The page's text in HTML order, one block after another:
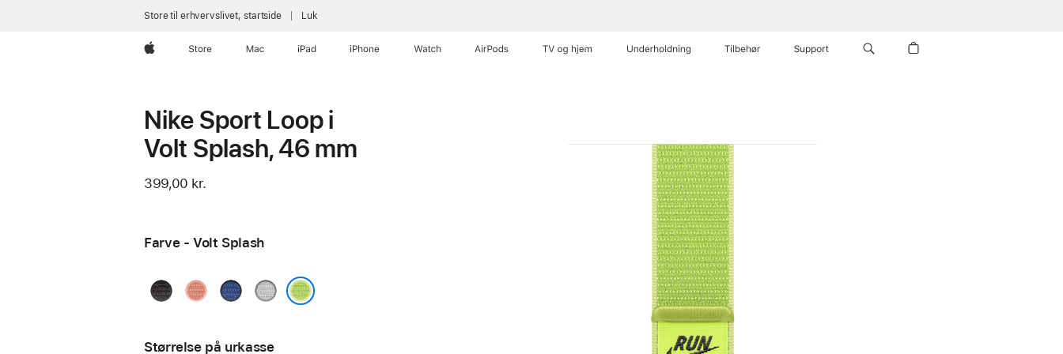
Store til erhvervslivet, startside Luk
AppleStore Mac iPad iPhone Watch AirPods TV og hjem Underholdning Tilbehør Support
Nike Sport Loop i
Volt Splash, 46 mm
399,00 kr.
Farve - Volt Splash
MidnightAlpenglow
Blue
Veiled
Størrelse på urkasse